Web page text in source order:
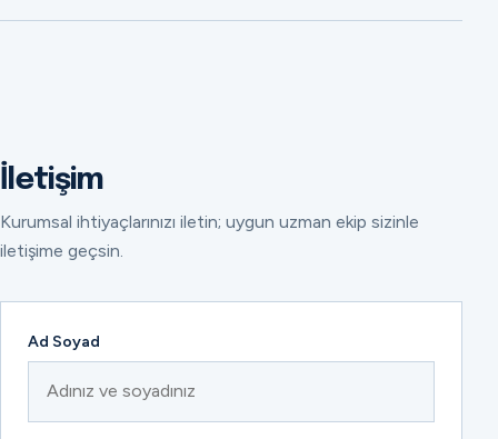
İletişim
Kurumsal ihtiyaçlarınızı iletin; uygun uzman ekip sizinle
iletişime geçsin.
Ad Soyad